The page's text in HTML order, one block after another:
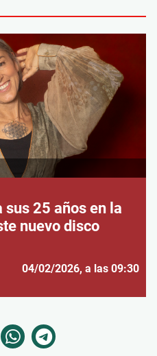
sus 25 años en la
nuevo disco
04/02/2026, a las 09:30